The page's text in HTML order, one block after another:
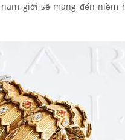
giới sẽ mang đến niềm